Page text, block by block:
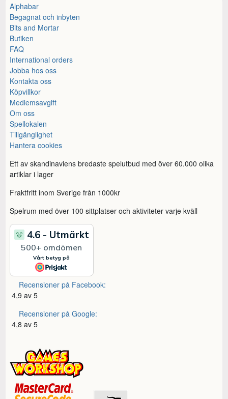
Alphabar
Begagnat och inbyten
Bits and Mortar
Butiken
FAQ
International orders
Jobba hos oss
Kontakta oss
Köpvillkor
Medlemsavgift
Om oss
Spellokalen
Tillgänglighet
Hantera cookies
Ett av skandinaviens bredaste spelutbud med över 60.000 olika
artiklar i lager
Fraktfritt inom Sverige från 1000kr
Spelrum med över 100 sittplatser och aktiviteter varje kväll
Recensioner på Facebook:
4,9 av 5
Recensioner på Google:
4,8 av 5